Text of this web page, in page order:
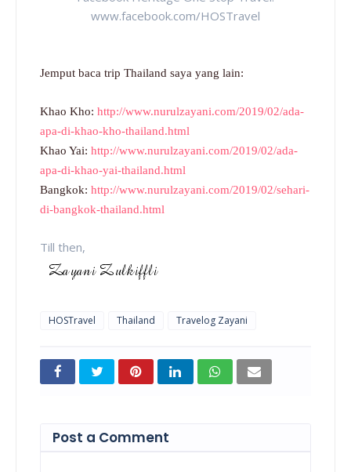
www.facebook.com/HOSTravel
Jemput baca trip Thailand saya yang lain:
Khao Kho: http://www.nurulzayani.com/2019/02/ada-
apa-di-khao-kho-thailand.html
Khao Yai: http://www.nurulzayani.com/2019/02/ada-
apa-di-khao-yai-thailand.html
Bangkok: http://www.nurulzayani.com/2019/02/sehari-
di-bangkok-thailand.html
Till then,
HOSTravel Thailand Travelog Zayani
Post a Comment